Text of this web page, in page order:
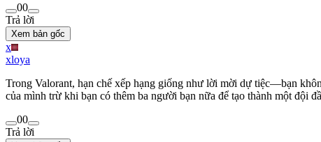
00
Trả lời
Xem bản gốc
x
xloya
Trong Valorant, hạn chế xếp hạng giống như lời mời dự tiệc—bạn
của mình trừ khi bạn có thêm ba người bạn nữa để tạo thành một đội
00
Trả lời